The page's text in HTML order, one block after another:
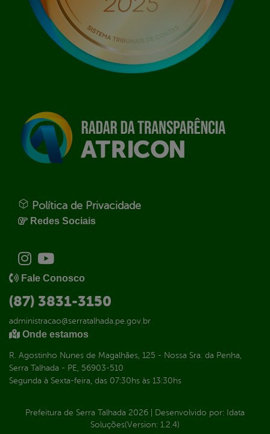
Política de Privacidade
Redes Sociais
Fale Conosco
(87) 3831-3150
administracao@serratalhada.pe.gov.br
Onde estamos
R. Agostinho Nunes de Magalhães, 125 - Nossa Sra. da Penha,
Serra Talhada - PE, 56903-510
Segunda à Sexta-feira, das 07:30hs às 13:30hs
Prefeitura de Serra Talhada 2026 Desenvolvido por: Idata
Soluções(Version: 1.2.4)